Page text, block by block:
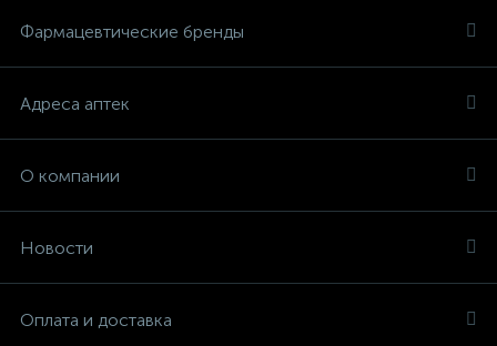
Фармацевтические бренды
Адреса аптек
О компании
Новости
Оплата и доставка